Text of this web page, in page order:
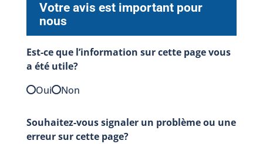
Votre avis est important pour
nous
Est-ce que l’information sur cette page vous
a été utile?
Oui
Non
Souhaitez-vous signaler un problème ou une
erreur sur cette page?